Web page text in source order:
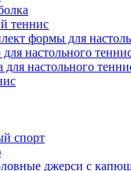
теннис
формы для
настольного
настольного
спорт
джерси с